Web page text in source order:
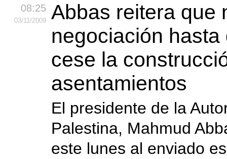
08:25
03/11/2009
Abbas reitera que
negociación hasta
cese la
asentamientos
El presidente de la
Palestina, Mahmud
este lunes al enviado